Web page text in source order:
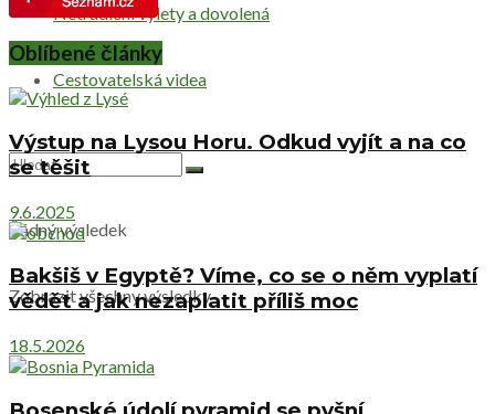
Netradiční výlety a dovolená
Cestovatelská videa
Žádný výsledek
Zobrazit všechny výsledky
Oblíbené články
Výstup na Lysou Horu. Odkud vyjít a na co
se těšit
9.6.2025
Bakšiš v Egyptě? Víme, co se o něm vyplatí
vědět a jak nezaplatit příliš moc
18.5.2026